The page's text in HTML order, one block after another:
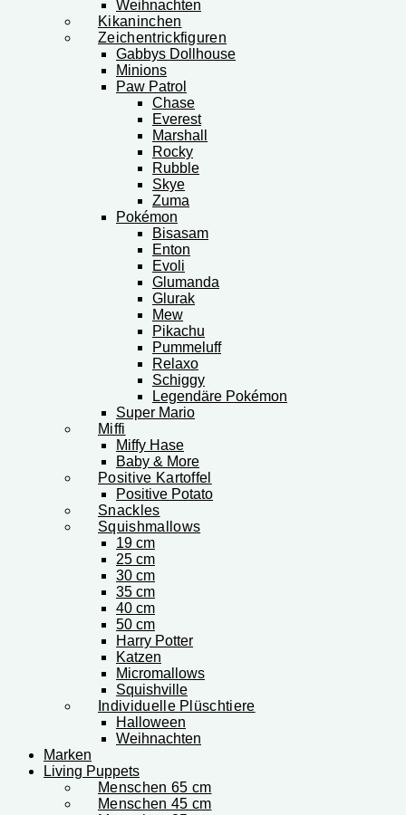
Weihnachten
Kikaninchen
Zeichentrickfiguren
Gabbys Dollhouse
Minions
Paw Patrol
Chase
Everest
Marshall
Rocky
Rubble
Skye
Zuma
Pokémon
Bisasam
Enton
Evoli
Glumanda
Glurak
Mew
Pikachu
Pummeluff
Relaxo
Schiggy
Legendäre Pokémon
Super Mario
Miffi
Miffy Hase
Baby & More
Positive Kartoffel
Positive Potato
Snackles
Squishmallows
19 cm
25 cm
30 cm
35 cm
40 cm
50 cm
Harry Potter
Katzen
Micromallows
Squishville
Individuelle Plüschtiere
Halloween
Weihnachten
Marken
Living Puppets
Menschen 65 cm
Menschen 45 cm